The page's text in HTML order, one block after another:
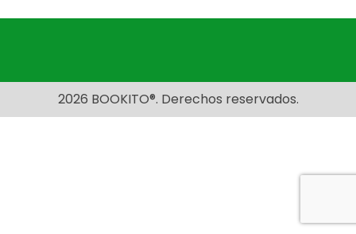
2026 BOOKITO®. Derechos reservados.